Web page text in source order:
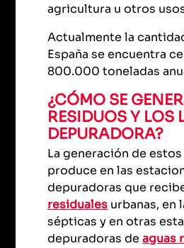
agricultura u otros
Actualmente la
España se encuentra
800.000 toneladas
¿CÓMO SE
RESIDUOS Y LOS
DEPURADORA?
La generación de
produce en las
depuradoras que
residuales urbanas, en
sépticas y en otras
depuradoras deaguas